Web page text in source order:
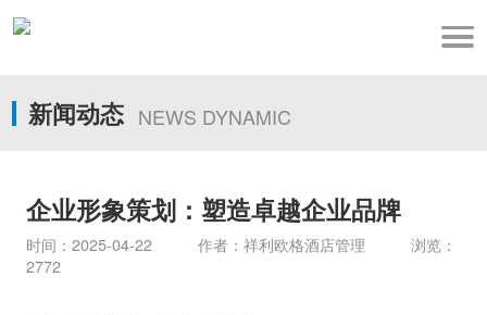
新闻动态 NEWS DYNAMIC
企业形象策划：塑造卓越企业品牌
时间：2025-04-22 作者：祥利欧格酒店管理 浏览：
2772